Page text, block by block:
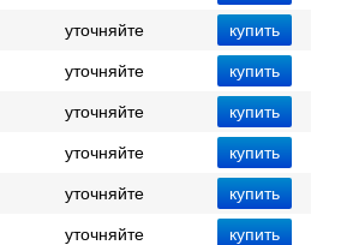
уточняйте
уточняйте
уточняйте
уточняйте
уточняйте
уточняйте